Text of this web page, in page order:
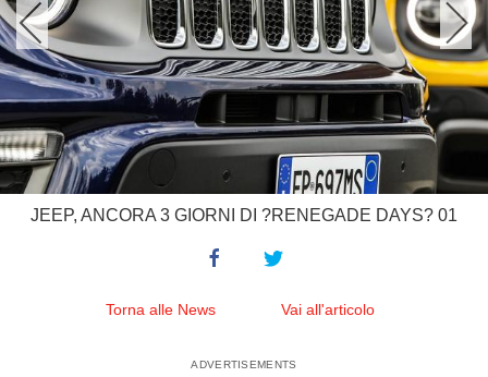
JEEP, ANCORA 3 GIORNI DI ?RENEGADE DAYS? 01
Torna alle News Vai all'articolo